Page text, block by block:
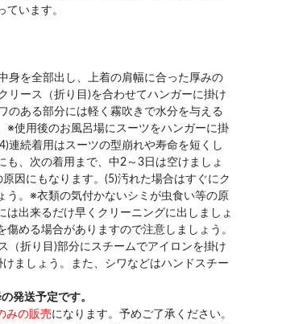
ています。
身を全部出し、上着の肩幅に合った厚みの
リース（折り目)を合わせてハンガーに掛け
のある部分には軽く霧吹きで水分を与える
※使用後のお風呂場にスーツをハンガーに掛
連続着用はスーツの型崩れや寿命を短くし
も、次の着用まで、中2～3日は空けましょ
因にもなります。(5)汚れた場合はすぐにク
う。※衣類の気付かないシミが虫食い等の原
は出来るだけ早くクリーニングに出しましょ
める場合がありますので注意しましょう。
（折り目)部分にスチームでアイロンを掛け
ましょう。また、シワなどはハンドスチー
発送予定です。
みの販売になります。予めご了承ください。